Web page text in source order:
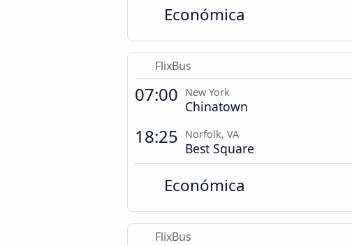
Económica
FlixBus
07:00 New York
Chinatown
18:25 Norfolk, VA
Best Square
Económica
FlixBus